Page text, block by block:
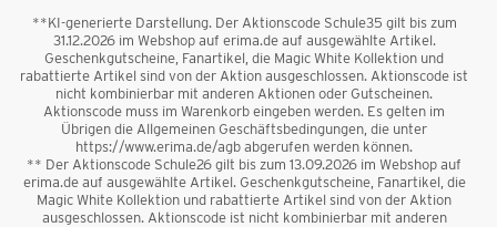
**KI-generierte Darstellung. Der Aktionscode Schule35 gilt bis zum
31.12.2026 im Webshop auf erima.de auf ausgewählte Artikel.
Geschenkgutscheine, Fanartikel, die Magic White Kollektion und
rabattierte Artikel sind von der Aktion ausgeschlossen. Aktionscode ist
nicht kombinierbar mit anderen Aktionen oder Gutscheinen.
Aktionscode muss im Warenkorb eingeben werden. Es gelten im
Übrigen die Allgemeinen Geschäftsbedingungen, die unter
https://www.erima.de/agb abgerufen werden können.
** Der Aktionscode Schule26 gilt bis zum 13.09.2026 im Webshop auf
erima.de auf ausgewählte Artikel. Geschenkgutscheine, Fanartikel, die
Magic White Kollektion und rabattierte Artikel sind von der Aktion
ausgeschlossen. Aktionscode ist nicht kombinierbar mit anderen